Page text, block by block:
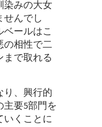
染みの大女
んでし
ールはこ
の相性で二
まで取れる
り、興行的
要5部門を
いくことに